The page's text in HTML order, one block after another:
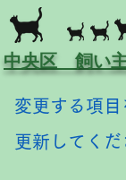
中央区 飼い
変更する項目
更新してくだ